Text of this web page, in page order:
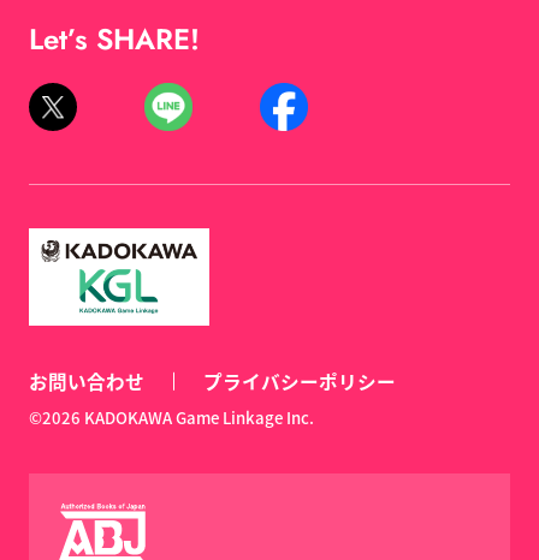
Let’s SHARE!
お問い合わせ プライバシーポリシー
©2026 KADOKAWA Game Linkage Inc.